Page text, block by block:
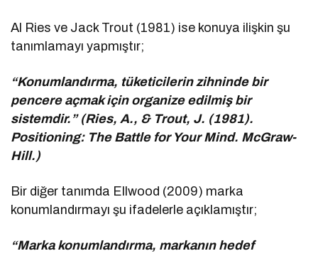
Al Ries ve Jack Trout (1981) ise konuya ilişkin şu
tanımlamayı yapmıştır;
“Konumlandırma, tüketicilerin zihninde bir
pencere açmak için organize edilmiş bir
sistemdir.” (Ries, A., & Trout, J. (1981).
Positioning: The Battle for Your Mind. McGraw-
Hill.)
Bir diğer tanımda Ellwood (2009) marka
konumlandırmayı şu ifadelerle açıklamıştır;
“Marka konumlandırma, markanın hedef